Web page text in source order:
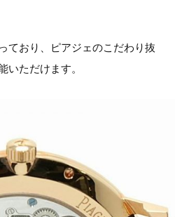
ており、ピアジェのこだわり抜
いただけます。